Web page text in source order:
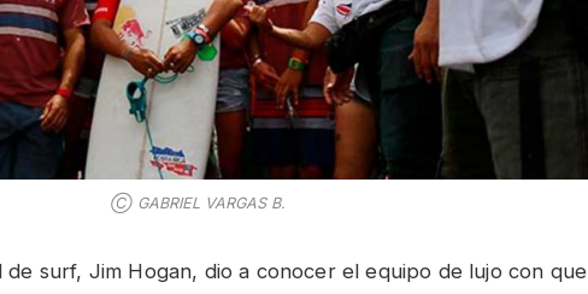
Ⓒ GABRIEL VARGAS B.
de surf, Jim Hogan, dio a conocer el equipo de lujo con que